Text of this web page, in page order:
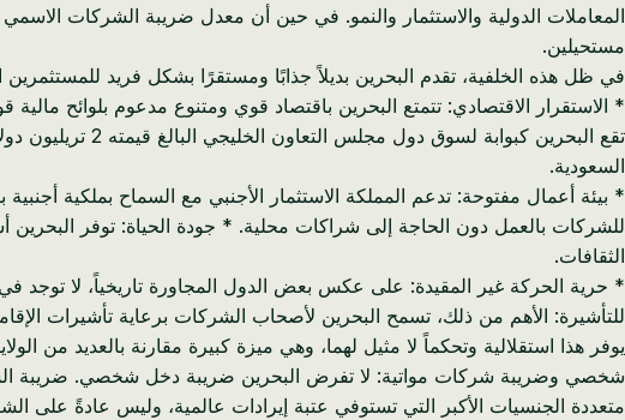
مستحيلين.
في ظل هذه الخلفية، تقدم البحرين بديلاً جذابًا ومستقرًا بشكل فريد للمستثمرين
* الاستقرار الاقتصادي: تتمتع البحرين باقتصاد قوي ومتنوع مدعوم بلوائح
تقع البحرين
السعودية.
للشركات بالعمل دون الحاجة إلى شراكات محلية. * جودة الحياة: توفر
الثقافات.
* حرية الحركة غير المقيدة: على عكس بعض الدول المجاورة تاريخياً، لا توجد
للتأشيرة: الأهم من ذلك، تسمح البحرين لأصحاب الشركات برعاية تأشيرات
يوفر هذا استقلالية وتحكماً لا مثيل لهما، وهي ميزة كبيرة مقارنة بالعديد من
متعددة الجنسيات الأكبر التي تستوفي عتبة إيرادات عالمية، وليس عادةً على